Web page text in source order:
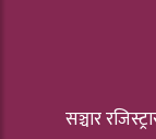
सञ्चार